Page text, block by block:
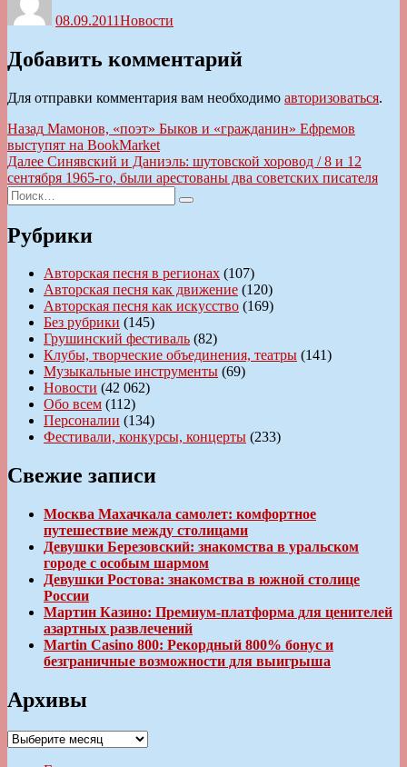
08.09.2011Новости
Добавить комментарий
Для отправки комментария вам необходимо авторизоваться.
Навигация
по
записям
Назад Предыдущая
запись:
Мамонов, «поэт» Быков и «гражданин» Ефремов
выступят на BookMarket
Далее Следующая
запись:
Синявский и Даниэль: шутовской хоровод / 8 и 12
сентября 1965-го, были арестованы два советских писателя
Искать:
Поиск
Рубрики
Авторская песня в регионах (107)
Авторская песня как движение (120)
Авторская песня как искусство (169)
Без рубрики (145)
Грушинский фестиваль (82)
Клубы, творческие объединения, театры (141)
Музыкальные инструменты (69)
Новости (42 062)
Обо всем (112)
Персоналии (134)
Фестивали, конкурсы, концерты (233)
Свежие записи
Москва Махачкала самолет: комфортное
путешествие между столицами
Девушки Березовский: знакомства в уральском
городе с особым шармом
Девушки Ростова: знакомства в южной столице
России
Мартин Казино: Премиум-платформа для ценителей
азартных развлечений
Martin Casino 800: Рекордный 800% бонус и
безграничные возможности для выигрыша
Архивы
Архивы